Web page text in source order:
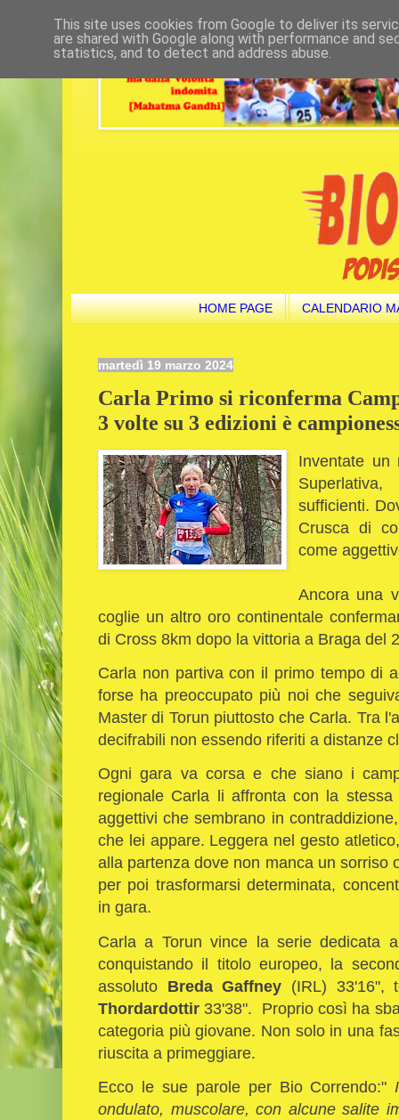
HOME PAGE CALENDARIO
martedì 19 marzo 2024
Carla Primo si riconferma
3 volte su 3 edizioni è
Inventate
sufficienti.
Crusca di
come
Ancora una
coglie un altro oro continentale
di Cross 8km dopo la vittoria a Braga del
Carla non partiva con il primo tempo di
forse ha preoccupato più noi che
Master di Torun piuttosto che Carla. Tra
decifrabili non essendo riferiti a distanze
Ogni gara va corsa e che siano i
regionale Carla li affronta con la
aggettivi che sembrano in
che lei appare. Leggera nel gesto
alla partenza dove non manca un sorriso
per poi trasformarsi determinata,
in gara.
Carla a Torun vince la serie dedicata
conquistando il titolo europeo, la
assoluto Breda Gaffney (IRL) 33'16",
Thordardottir 33'38". Proprio così ha
categoria più giovane. Non solo in una
riuscita a primeggiare.
Ecco le sue parole per Bio Correndo:"
ondulato, muscolare, con alcune salite
This site uses cookies from Google to deliver its
are shared with Google along with performance and
statistics, and to detect and address abuse.